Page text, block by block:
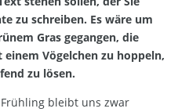
zu schreiben. Es wäre um
Gras gegangen, die
Vögelchen zu hoppeln,
zu lösen.
bleibt uns zwar